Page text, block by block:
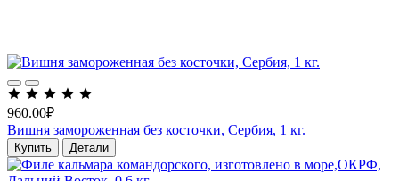
960.00₽
Вишня замороженная без косточки, Сербия, 1 кг.
Купить Детали